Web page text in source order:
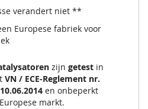
verandert niet **
Europese fabriek voor
zijn getest in
VN / ECE-Reglement nr.
en onbeperkt
markt.